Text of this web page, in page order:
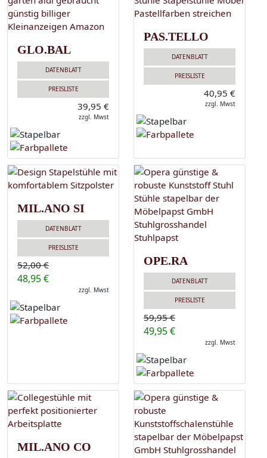
GLO.BAL
DATENBLATT
PREISLISTE
39,95 €
zzgl. Mwst
PAS.TELLO
DATENBLATT
PREISLISTE
40,95 €
zzgl. Mwst
MIL.ANO SI
DATENBLATT
PREISLISTE
52,00 €
48,95 €
zzgl. Mwst
OPE.RA
DATENBLATT
PREISLISTE
59,95 €
49,95 €
zzgl. Mwst
MIL.ANO CO